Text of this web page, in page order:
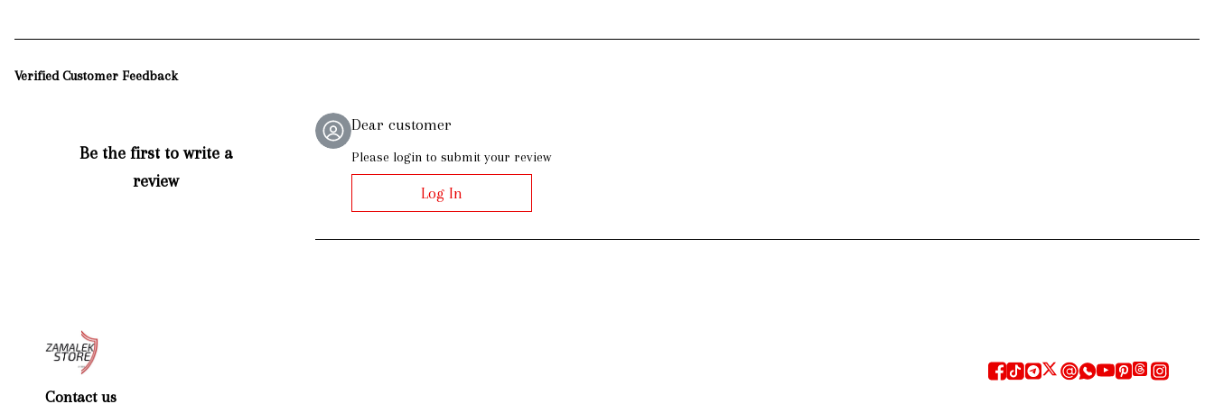
Verified Customer Feedback
Be the first to write a
review
Dear customer
Please login to submit your review
Log In
Contact us